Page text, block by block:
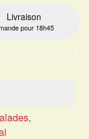
Livraison
pour 18h45